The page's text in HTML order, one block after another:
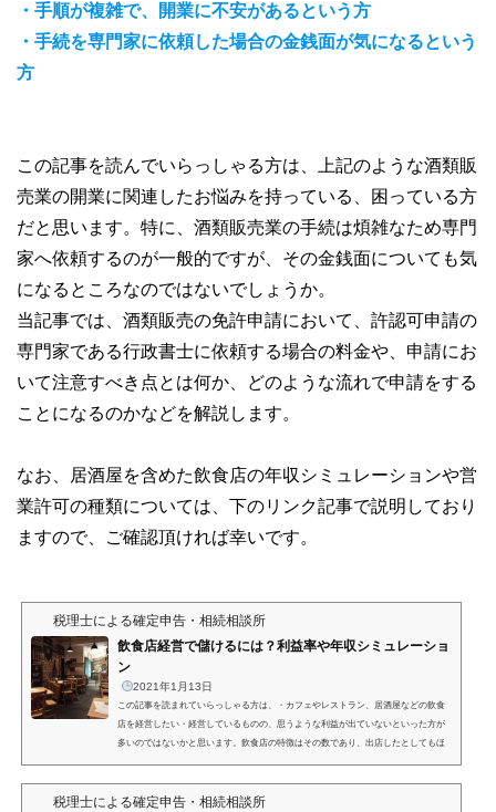
・手順が複雑で、開業に不安があるという方
・手続を専門家に依頼した場合の金銭面が気になるという
方
この記事を読んでいらっしゃる方は、上記のような酒類販
売業の開業に関連したお悩みを持っている、困っている方
だと思います。特に、酒類販売業の手続は煩雑なため専門
家へ依頼するのが一般的ですが、その金銭面についても気
になるところなのではないでしょうか。
当記事では、酒類販売の免許申請において、許認可申請の
専門家である行政書士に依頼する場合の料金や、申請にお
いて注意すべき点とは何か、どのような流れで申請をする
ことになるのかなどを解説します。
なお、居酒屋を含めた飲食店の年収シミュレーションや営
業許可の種類については、下のリンク記事で説明しており
ますので、ご確認頂ければ幸いです。
税理士による確定申告・相続相談所
飲食店経営で儲けるには？利益率や年収シミュレーショ
ン
2021年1月13日
この記事を読まれていらっしゃる方は、・カフェやレストラン、居酒屋などの飲食
店を経営したい・経営しているものの、思うような利益が出ていないといった方が
多いのではないかと思います。飲食店の特徴はその数であり、出店したとしてもほ
テーマとして、この業界の利益率などの指標の目安、利益率のポイント、収益に関
税理士による確定申告・相続相談所